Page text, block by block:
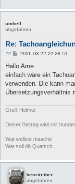
unihell
abgefahren
Re:
#2
B
i
r
a
2026-03-22 22:28:51
Hallo Arne
einfach wäre ein
verwenden. Die kann
Übersetzungsverhältnis
Gruß Helmut
Dieser Beitrag wird mit
Wat wellste maache
Wat soll dä Quatsch
benztreiber
abgefahren